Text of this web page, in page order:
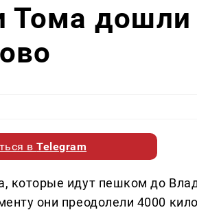
Тома дошли
вTelegram
которые идут пешком до
они преодолели 4000